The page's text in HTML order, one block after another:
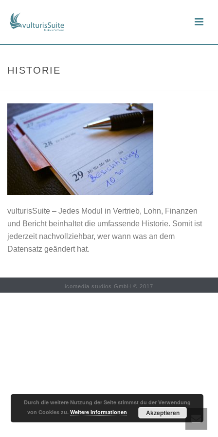
HISTORIE
vulturisSuite – Jedes Modul in Vertrieb, Lohn, Finanzen
und Bericht beinhaltet die umfassende Historie. Somit ist
jederzeit nachvollziehbar, wer wann was an dem
Datensatz geändert hat.
icomedia studios GmbH © 2017
Durch die weitere Nutzung der Seite stimmst du der Verwendung
von Cookies zu.Weitere Informationen Akzeptieren